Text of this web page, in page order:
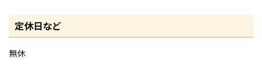
定休日など
無休